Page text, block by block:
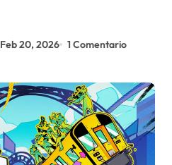
Feb 20, 2026 1 Comentario